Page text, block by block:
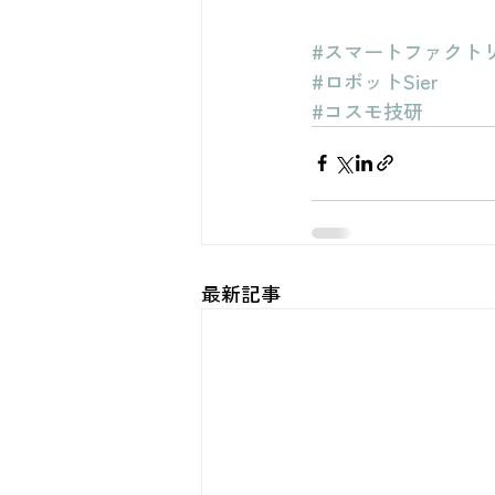
#スマートファクト
#ロボットSier
#コスモ技研
最新記事